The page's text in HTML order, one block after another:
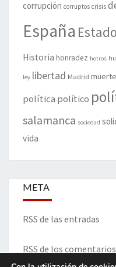
corrupción corruptos crisis
España Estado
Historia honradez hotros
ley libertad Madrid muerte
política político
salamanca sociedad
vida
META
RSS de las entradas
RSS de los comentarios